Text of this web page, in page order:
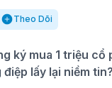
Theo Dõi
ký mua 1 triệu cổ
lấy lại niềm tin?